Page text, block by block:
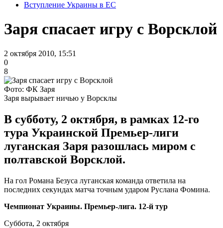
Вступление Украины в ЕС
Заря спасает игру с Ворсклой
2 октября 2010, 15:51
0
8
Фото: ФК Заря
Заря вырывает ничью у Ворсклы
В субботу, 2 октября, в рамках 12-го
тура Украинской Премьер-лиги
луганская Заря разошлась миром с
полтавской Ворсклой.
На гол Романа Безуса луганская команда ответила на
последних секундах матча точным ударом Руслана Фомина.
Чемпионат Украины. Премьер-лига. 12-й тур
Суббота, 2 октября